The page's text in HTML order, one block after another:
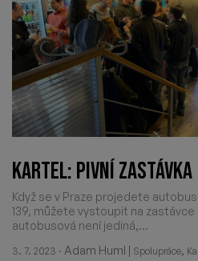
KARTEL: PIVNÍ ZASTÁVKA
Když se v Praze projedete
139, můžete vystoupit na zastávce
autobusová není jediná,...
3. 7. 2023 · Adam Huml Spolupráce,